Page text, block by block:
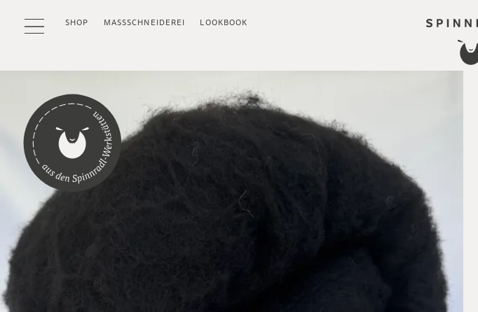
SHOP MASSSCHNEIDEREI LOOKBOOK